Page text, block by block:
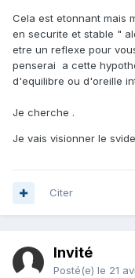
Cela est etonnant mais
en securite et stable "
etre un reflexe pour
penserai a cette
d'equilibre ou d'oreille
Je cherche .
Je vais visionner le
Citer
Invité
Posté(e) le 21